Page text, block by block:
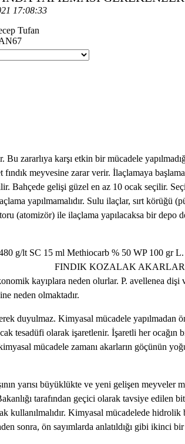
17:08:33
Tufan
karşı etkin bir mücadele yapılmadığı
meyvesine zarar verir. İlaçlamaya
Bahçede gelişi güzel en az 10 ocak seçilir.
yapılmamalıdır. Sulu ilaçlar, sırt körüğü
(atomizör) ile ilaçlama yapılacaksa bir depo
% 50 WP 100 gr L.
AKARLARI (Phytoptus
kayıplara neden olurlar. P. avellenea
neden olmaktadır.
Kimyasal mücadele yapılmadan
tesadüfi olarak işaretlenir. İşaretli her ocağın
mücadele zamanı akarların göçünün
ve yeni gelişen meyveler
tarafından geçici olarak tavsiye
Kimyasal mücadelede
sonra, ön sayımlarda anlatıldığı gibi ikinci bir